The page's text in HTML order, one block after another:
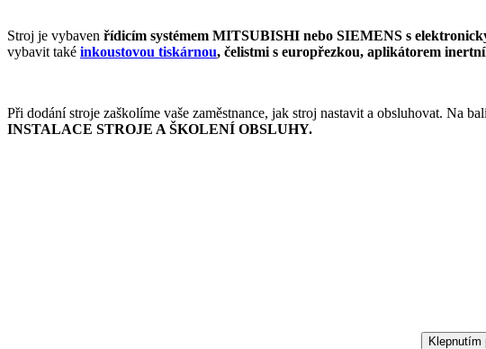
Stroj je vybaven řídicím systémem MITSUBISHI nebo SIEMENS s
vybavit také inkoustovou tiskárnou, čelistmi s europřezkou, aplikátorem
Při dodání stroje zaškolíme vaše zaměstnance, jak stroj nastavit a obsluhovat. Na
INSTALACE STROJE A ŠKOLENÍ OBSLUHY.
Klepnutím